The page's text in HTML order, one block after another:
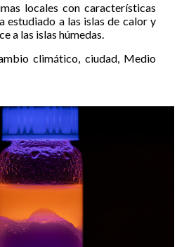
locales con características
estudiado a las islas de calor y
a las islas húmedas.
climático, ciudad, Medio